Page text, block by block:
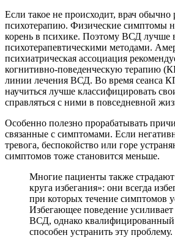
Если такое не происходит, врач обычно
психотерапию. Физические симптомы
корень в психике. Поэтому ВСД лучше
психотерапевтическими методами.
психиатрическая ассоциация
когнитивно-поведенческую терапию
линии лечения ВСД. Во время сеанса
научиться лучше классифицировать
справляться с ними в повседневной
Особенно полезно прорабатывать
связанные с симптомами. Если
тревога, беспокойство или горе
симптомов тоже становится меньше.
Многие пациенты также
круга избегания»: они всегда
при которых течение симптомов
Избегающее поведение
ВСД, однако квалифицированный
способен устранить эту проблему.